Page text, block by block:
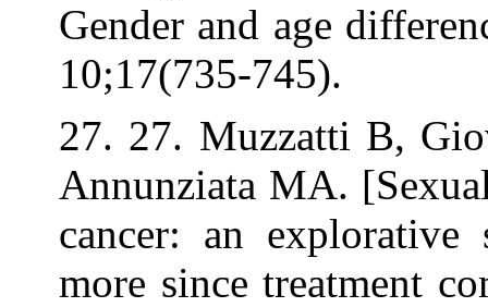
Gender and
10;17(735-745).
27. 27.
Annunziata
cancer: an
more since